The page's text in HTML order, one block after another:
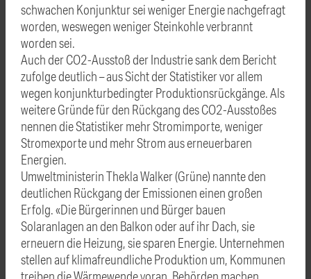
schwachen Konjunktur sei weniger Energie nachgefragt
worden, weswegen weniger Steinkohle verbrannt
worden sei.
Auch der CO2-Ausstoß der Industrie sank dem Bericht
zufolge deutlich – aus Sicht der Statistiker vor allem
wegen konjunkturbedingter Produktionsrückgänge. Als
weitere Gründe für den Rückgang des CO2-Ausstoßes
nennen die Statistiker mehr Stromimporte, weniger
Stromexporte und mehr Strom aus erneuerbaren
Energien.
Umweltministerin Thekla Walker (Grüne) nannte den
deutlichen Rückgang der Emissionen einen großen
Erfolg. «Die Bürgerinnen und Bürger bauen
Solaranlagen an den Balkon oder auf ihr Dach, sie
erneuern die Heizung, sie sparen Energie. Unternehmen
stellen auf klimafreundliche Produktion um, Kommunen
treiben die Wärmewende voran, Behörden machen